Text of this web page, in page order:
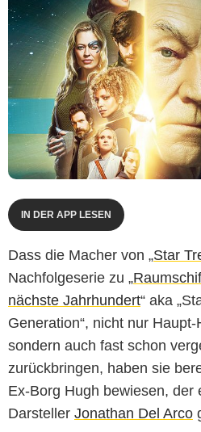
IN DER APP LESEN
Dass die Macher von „Star
Nachfolgeserie zu „
nächste Jahrhundert“ aka
Generation“, nicht nur
sondern auch fast schon
zurückbringen, haben sie
Ex-Borg Hugh bewiesen, der
Darsteller Jonathan Del Arco